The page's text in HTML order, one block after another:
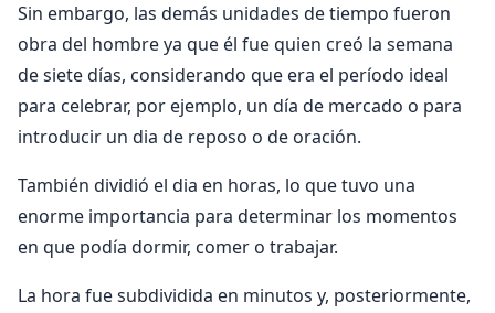
Sin embargo, las demás unidades de tiempo fueron
obra del hombre ya que él fue quien creó la semana
de siete días, considerando que era el período ideal
para celebrar, por ejemplo, un día de mercado o para
introducir un dia de reposo o de oración.
También dividió el dia en horas, lo que tuvo una
enorme importancia para determinar los momentos
en que podía dormir, comer o trabajar.
La hora fue subdividida en minutos y, posteriormente,